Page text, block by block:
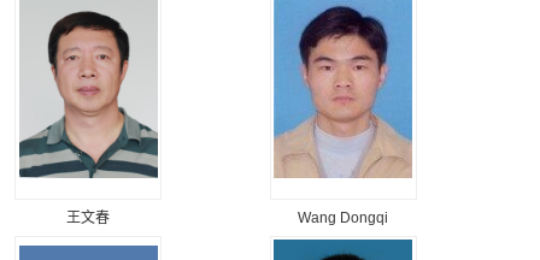
王文春 Wang Dongqi